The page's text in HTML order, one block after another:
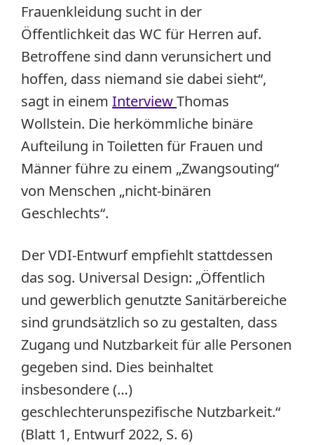
Frauenkleidung sucht in der
Öffentlichkeit das WC für Herren auf.
Betroffene sind dann verunsichert und
hoffen, dass niemand sie dabei sieht“,
sagt in einem InterviewThomas
Wollstein. Die herkömmliche binäre
Aufteilung in Toiletten für Frauen und
Männer führe zu einem „Zwangsouting“
von Menschen „nicht-binären
Geschlechts“.
Der VDI-Entwurf empfiehlt stattdessen
das sog. Universal Design: „Öffentlich
und gewerblich genutzte Sanitärbereiche
sind grundsätzlich so zu gestalten, dass
Zugang und Nutzbarkeit für alle Personen
gegeben sind. Dies beinhaltet
insbesondere (…)
geschlechterunspezifische Nutzbarkeit.“
(Blatt 1, Entwurf 2022, S. 6)